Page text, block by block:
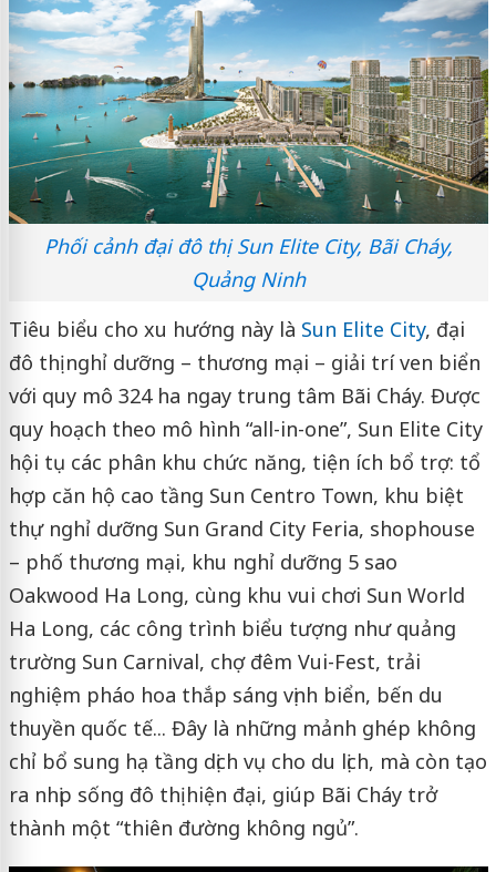
Phối cảnh đại đô thị Sun Elite City, Bãi Cháy,
Quảng Ninh
Tiêu biểu cho xu hướng này là Sun Elite City, đại
đô thị nghỉ dưỡng – thương mại – giải trí ven biển
với quy mô 324 ha ngay trung tâm Bãi Cháy. Được
quy hoạch theo mô hình “all-in-one”, Sun Elite City
hội tụ các phân khu chức năng, tiện ích bổ trợ: tổ
hợp căn hộ cao tầng Sun Centro Town, khu biệt
thự nghỉ dưỡng Sun Grand City Feria, shophouse
– phố thương mại, khu nghỉ dưỡng 5 sao
Oakwood Ha Long, cùng khu vui chơi Sun World
Ha Long, các công trình biểu tượng như quảng
trường Sun Carnival, chợ đêm Vui-Fest, trải
nghiệm pháo hoa thắp sáng vịnh biển, bến du
thuyền quốc tế... Đây là những mảnh ghép không
chỉ bổ sung hạ tầng dịch vụ cho du lịch, mà còn tạo
ra nhịp sống đô thị hiện đại, giúp Bãi Cháy trở
thành một “thiên đường không ngủ”.